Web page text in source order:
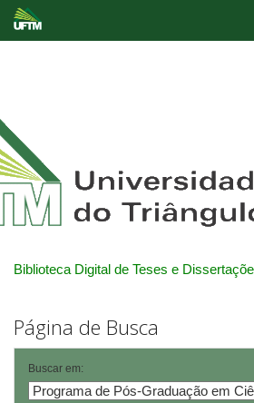
Biblioteca Digital de Teses e
Página de Busca
Buscar em: